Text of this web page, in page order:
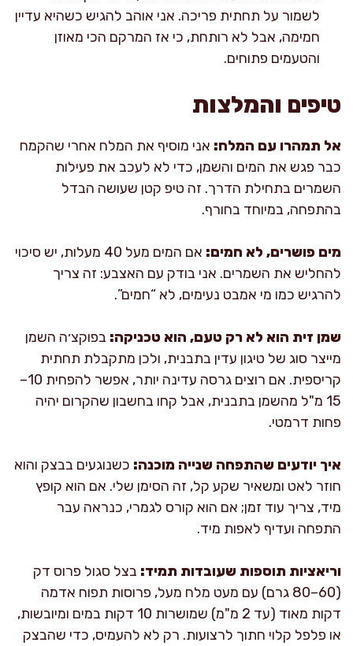
לשמור על תחתית פריכה. אני אוהב להגיש כשהיא עדיין
חמימה, אבל לא רותחת, כי אז המרקם הכי מאוזן
והטעמים פתוחים.
טיפים והמלצות
אל תמהרו עם המלח: אני מוסיף את המלח אחרי שהקמח
כבר פגש את המים והשמן, כדי לא לעכב את פעילות
השמרים בתחילת הדרך. זה טיפ קטן שעושה הבדל
בהתפחה, במיוחד בחורף.
מים פושרים, לא חמים:
אם המים מעל 40 מעלות, יש סיכוי
להחליש את השמרים. אני בודק עם האצבע: זה צריך
להרגיש כמו מי אמבט נעימים, לא “חמים”.
שמן זית הוא לא רק טעם, הוא טכניקה: בפוקצ׳ה השמן
מייצר סוג של טיגון עדין בתבנית, ולכן מתקבלת תחתית
קריספית. אם רוצים גרסה עדינה יותר, אפשר להפחית 10–
15 מ"ל מהשמן בתבנית, אבל קחו בחשבון שהקרום יהיה
פחות דרמטי.
איך יודעים שהתפחה שנייה מוכנה: כשנוגעים בבצק והוא
חוזר לאט ומשאיר שקע קל, זה הסימן שלי. אם הוא קופץ
מיד, צריך עוד זמן; אם הוא קורס לגמרי, כנראה עבר
התפחה ועדיף לאפות מיד.
וריאציות תוספות שעובדות תמיד: בצל סגול פרוס דק
(60–80 גרם) עם מעט מלח מעל, פרוסות תפוח אדמה
דקות מאוד (עד 2 מ"מ) שמושרות 10 דקות במים ומיובשות,
או פלפל קלוי חתוך לרצועות. רק לא להעמיס, כדי שהבצק